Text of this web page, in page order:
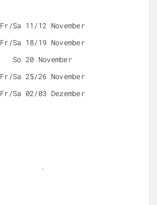
Fr/Sa 11/12 November
Fr/Sa 18/19 November
So 20 November
Fr/Sa 25/26 November
Fr/Sa 02/03 Dezember
.